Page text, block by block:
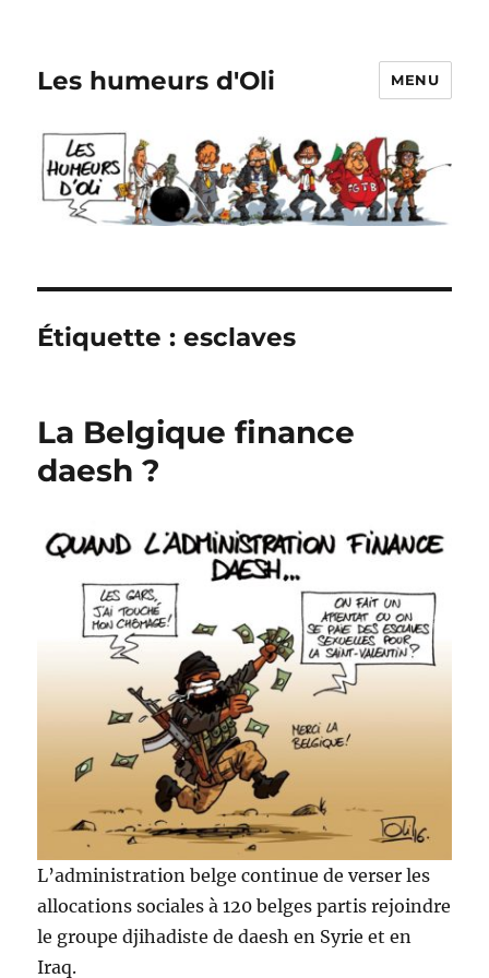
Les humeurs d'Oli MENU
Étiquette :esclaves
La Belgique finance
daesh ?
L’administration belge continue de verser les
allocations sociales à 120 belges partis rejoindre
le groupe djihadiste de daesh en Syrie et en
Iraq.